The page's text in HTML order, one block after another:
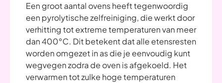
Een groot aantal ovens heeft tegenwoordig
een pyrolytische zelfreiniging, die werkt door
verhitting tot extreme temperaturen van meer
dan 400°C. Dit betekent dat alle etensresten
worden omgezet in as die je eenvoudig kunt
wegvegen zodra de oven is afgekoeld. Het
verwarmen tot zulke hoge temperaturen